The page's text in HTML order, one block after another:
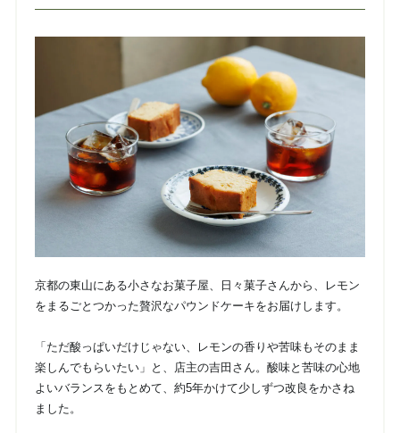
京都の東山にある小さなお菓子屋、日々菓子さんから、レモン
をまるごとつかった贅沢なパウンドケーキをお届けします。
「ただ酸っぱいだけじゃない、レモンの香りや苦味もそのまま
楽しんでもらいたい」と、店主の吉田さん。酸味と苦味の心地
よいバランスをもとめて、約5年かけて少しずつ改良をかさね
ました。